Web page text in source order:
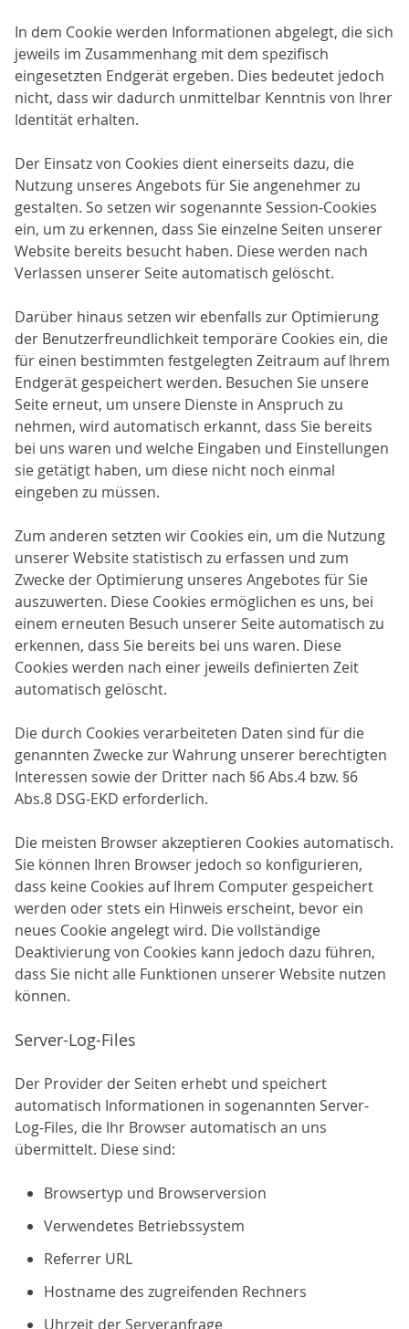
In dem Cookie werden Informationen abgelegt, die sich
jeweils im Zusammenhang mit dem spezifisch
eingesetzten Endgerät ergeben. Dies bedeutet jedoch
nicht, dass wir dadurch unmittelbar Kenntnis von Ihrer
Identität erhalten.
Der Einsatz von Cookies dient einerseits dazu, die
Nutzung unseres Angebots für Sie angenehmer zu
gestalten. So setzen wir sogenannte Session-Cookies
ein, um zu erkennen, dass Sie einzelne Seiten unserer
Website bereits besucht haben. Diese werden nach
Verlassen unserer Seite automatisch gelöscht.
Darüber hinaus setzen wir ebenfalls zur Optimierung
der Benutzerfreundlichkeit temporäre Cookies ein, die
für einen bestimmten festgelegten Zeitraum auf Ihrem
Endgerät gespeichert werden. Besuchen Sie unsere
Seite erneut, um unsere Dienste in Anspruch zu
nehmen, wird automatisch erkannt, dass Sie bereits
bei uns waren und welche Eingaben und Einstellungen
sie getätigt haben, um diese nicht noch einmal
eingeben zu müssen.
Zum anderen setzten wir Cookies ein, um die Nutzung
unserer Website statistisch zu erfassen und zum
Zwecke der Optimierung unseres Angebotes für Sie
auszuwerten. Diese Cookies ermöglichen es uns, bei
einem erneuten Besuch unserer Seite automatisch zu
erkennen, dass Sie bereits bei uns waren. Diese
Cookies werden nach einer jeweils definierten Zeit
automatisch gelöscht.
Die durch Cookies verarbeiteten Daten sind für die
genannten Zwecke zur Wahrung unserer berechtigten
Interessen sowie der Dritter nach §6 Abs.4 bzw. §6
Abs.8 DSG-EKD erforderlich.
Die meisten Browser akzeptieren Cookies automatisch.
Sie können Ihren Browser jedoch so konfigurieren,
dass keine Cookies auf Ihrem Computer gespeichert
werden oder stets ein Hinweis erscheint, bevor ein
neues Cookie angelegt wird. Die vollständige
Deaktivierung von Cookies kann jedoch dazu führen,
dass Sie nicht alle Funktionen unserer Website nutzen
können.
Server-Log-Files
Der Provider der Seiten erhebt und speichert
automatisch Informationen in sogenannten Server-
Log-Files, die Ihr Browser automatisch an uns
übermittelt. Diese sind:
Browsertyp und Browserversion
Verwendetes Betriebssystem
Referrer URL
Hostname des zugreifenden Rechners
Uhrzeit der Serveranfrage